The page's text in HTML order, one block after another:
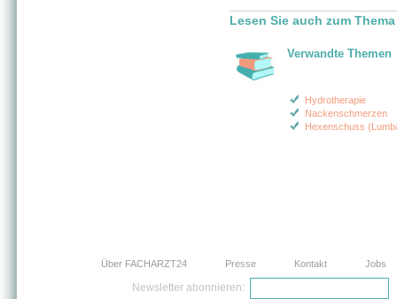
Lesen Sie auch zum
Verwandte Themen
Hydrotherapie
Nackenschmerzen
Hexenschuss
Über FACHARZT24 Presse Kontakt Jobs
Newsletter abonnieren: